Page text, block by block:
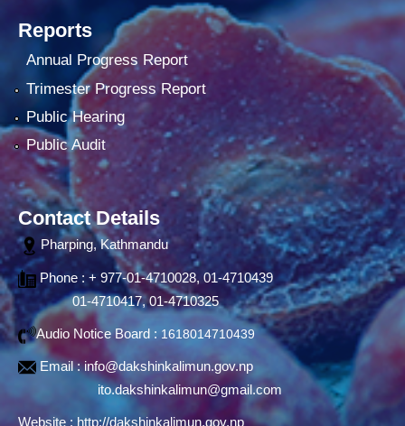
Reports
Annual Progress Report
Trimester Progress Report
Public Hearing
Public Audit
Contact Details
Pharping, Kathmandu
Phone : + 977-01-4710028, 01-4710439
01-4710417, 01-4710325
Audio Notice Board : 1618014710439
Email :info@dakshinkalimun.gov.np
ito.dakshinkalimun@gmail.com
Website : http://dakshinkalimun.gov.np